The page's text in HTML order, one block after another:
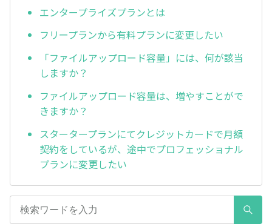
エンタープライズプランとは
フリープランから有料プランに変更したい
「ファイルアップロード容量」には、何が該当
しますか？
ファイルアップロード容量は、増やすことがで
きますか？
スタータープランにてクレジットカードで月額
契約をしているが、途中でプロフェッショナル
プランに変更したい